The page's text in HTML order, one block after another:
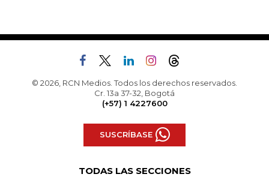
© 2026, RCN Medios. Todos los derechos reservados.
Cr. 13a 37-32, Bogotá
(+57) 1 4227600
SUSCRÍBASE
TODAS LAS SECCIONES